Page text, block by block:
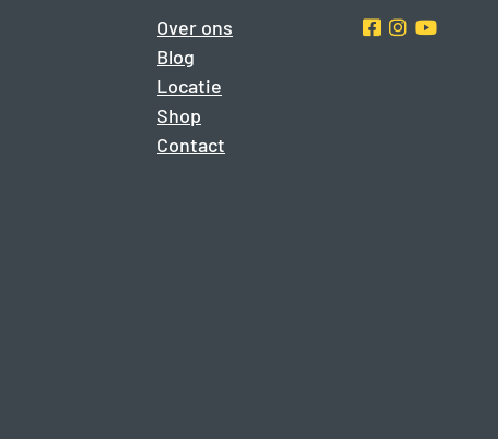
Over ons
Blog
Locatie
Shop
Contact
Facebook
Instragram
Youtube